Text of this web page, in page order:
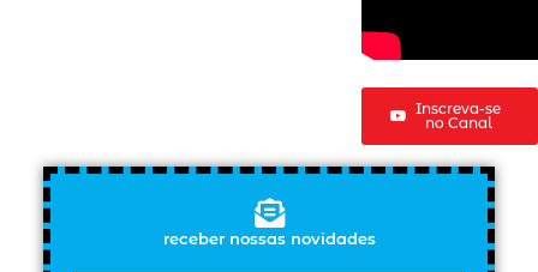
Inscreva-se
no Canal
receber nossas novidades